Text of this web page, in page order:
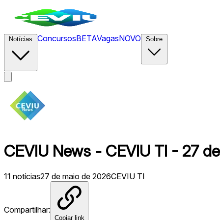
ConcursosBETAVagasNOVO
CEVIU News - CEVIU TI - 27
11 notícias27 de maio de 2026CEVIU TI
Compartilhar:
Copiar link